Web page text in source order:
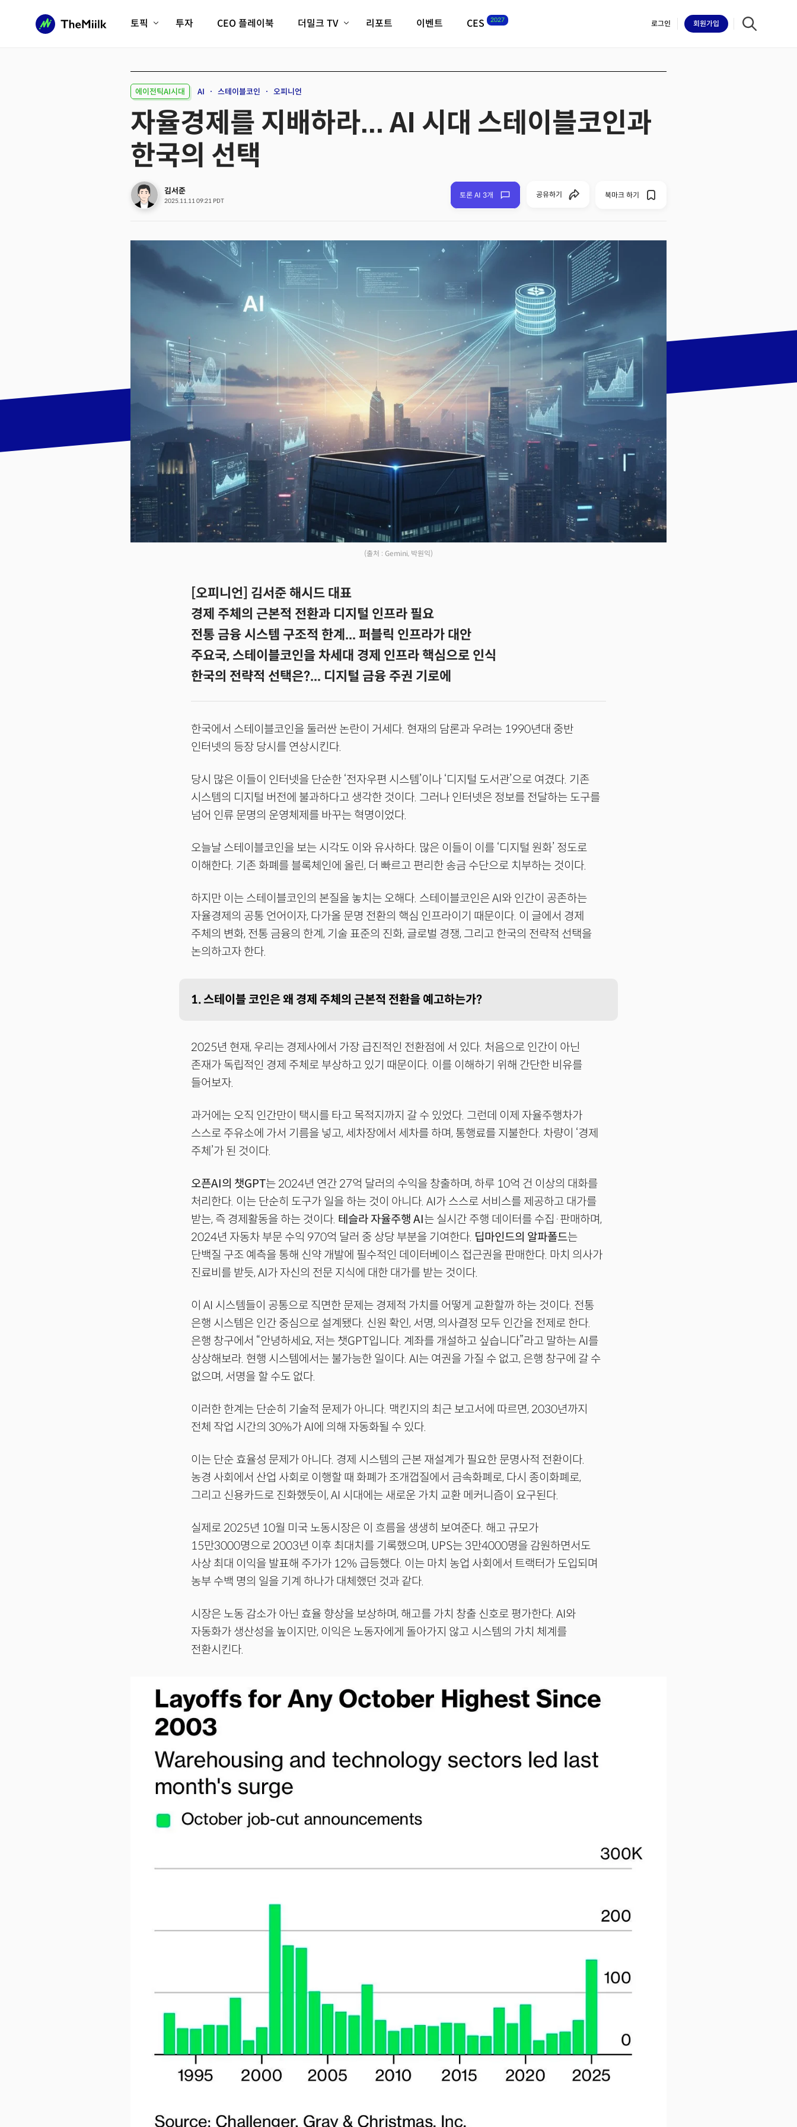
토픽
피지컬AI/로봇
AX비즈니스혁명
디지털자산
미래 교육/직업
전체 기사 보기
투자 CEO 플레이북 더밀크 TV
크리스의 뉴욕 시그널
리포트 이벤트 CES 2027
필드 가이드
CES2027 with TheMiilk
로그인 회원가입
에이전틱AI시대 AI 스테이블코인 오피니언
자율경제를 지배하라... AI 시대 스테이블코인과
한국의 선택
김서준
2025.11.11 09:21 PDT
토론 AI 3개 공유하기
Facebook Twitter
기사링크 복사하기
북마크 하기
(출처 : Gemini, 박원익)
[오피니언] 김서준 해시드 대표
경제 주체의 근본적 전환과 디지털 인프라 필요
전통 금융 시스템 구조적 한계... 퍼블릭 인프라가 대안
주요국, 스테이블코인을 차세대 경제 인프라 핵심으로 인식
한국의 전략적 선택은?... 디지털 금융 주권 기로에
한국에서 스테이블코인을 둘러싼 논란이 거세다. 현재의 담론과 우려는 1990년대 중반
인터넷의 등장 당시를 연상시킨다.
당시 많은 이들이 인터넷을 단순한 ‘전자우편 시스템’이나 ‘디지털 도서관’으로 여겼다. 기존
시스템의 디지털 버전에 불과하다고 생각한 것이다. 그러나 인터넷은 정보를 전달하는 도구를
넘어 인류 문명의 운영체제를 바꾸는 혁명이었다.
오늘날 스테이블코인을 보는 시각도 이와 유사하다. 많은 이들이 이를 ‘디지털 원화’ 정도로
이해한다. 기존 화폐를 블록체인에 올린, 더 빠르고 편리한 송금 수단으로 치부하는 것이다.
하지만 이는 스테이블코인의 본질을 놓치는 오해다. 스테이블코인은 AI와 인간이 공존하는
자율경제의 공통 언어이자, 다가올 문명 전환의 핵심 인프라이기 때문이다. 이 글에서 경제
주체의 변화, 전통 금융의 한계, 기술 표준의 진화, 글로벌 경쟁, 그리고 한국의 전략적 선택을
논의하고자 한다.
1. 스테이블 코인은 왜 경제 주체의 근본적 전환을 예고하는가?
2025년 현재, 우리는 경제사에서 가장 급진적인 전환점에 서 있다. 처음으로 인간이 아닌
존재가 독립적인 경제 주체로 부상하고 있기 때문이다. 이를 이해하기 위해 간단한 비유를
들어보자.
과거에는 오직 인간만이 택시를 타고 목적지까지 갈 수 있었다. 그런데 이제 자율주행차가
스스로 주유소에 가서 기름을 넣고, 세차장에서 세차를 하며, 통행료를 지불한다. 차량이 ‘경제
주체’가 된 것이다.
오픈AI의 챗GPT는 2024년 연간 27억 달러의 수익을 창출하며, 하루 10억 건 이상의 대화를
처리한다. 이는 단순히 도구가 일을 하는 것이 아니다. AI가 스스로 서비스를 제공하고 대가를
받는, 즉 경제활동을 하는 것이다. 테슬라 자율주행 AI는 실시간 주행 데이터를 수집·판매하며,
2024년 자동차 부문 수익 970억 달러 중 상당 부분을 기여한다. 딥마인드의 알파폴드는
단백질 구조 예측을 통해 신약 개발에 필수적인 데이터베이스 접근권을 판매한다. 마치 의사가
진료비를 받듯, AI가 자신의 전문 지식에 대한 대가를 받는 것이다.
이 AI 시스템들이 공통으로 직면한 문제는 경제적 가치를 어떻게 교환할까 하는 것이다. 전통
은행 시스템은 인간 중심으로 설계됐다. 신원 확인, 서명, 의사결정 모두 인간을 전제로 한다.
은행 창구에서 “안녕하세요, 저는 챗GPT입니다. 계좌를 개설하고 싶습니다”라고 말하는 AI를
상상해보라. 현행 시스템에서는 불가능한 일이다. AI는 여권을 가질 수 없고, 은행 창구에 갈 수
없으며, 서명을 할 수도 없다.
이러한 한계는 단순히 기술적 문제가 아니다. 맥킨지의 최근 보고서에 따르면, 2030년까지
전체 작업 시간의 30%가 AI에 의해 자동화될 수 있다.
이는 단순 효율성 문제가 아니다. 경제 시스템의 근본 재설계가 필요한 문명사적 전환이다.
농경 사회에서 산업 사회로 이행할 때 화폐가 조개껍질에서 금속화폐로, 다시 종이화폐로,
그리고 신용카드로 진화했듯이, AI 시대에는 새로운 가치 교환 메커니즘이 요구된다.
실제로 2025년 10월 미국 노동시장은 이 흐름을 생생히 보여준다. 해고 규모가
15만3000명으로 2003년 이후 최대치를 기록했으며, UPS는 3만4000명을 감원하면서도
사상 최대 이익을 발표해 주가가 12% 급등했다. 이는 마치 농업 사회에서 트랙터가 도입되며
농부 수백 명의 일을 기계 하나가 대체했던 것과 같다.
시장은 노동 감소가 아닌 효율 향상을 보상하며, 해고를 가치 창출 신호로 평가한다. AI와
자동화가 생산성을 높이지만, 이익은 노동자에게 돌아가지 않고 시스템의 가치 체계를
전환시킨다.